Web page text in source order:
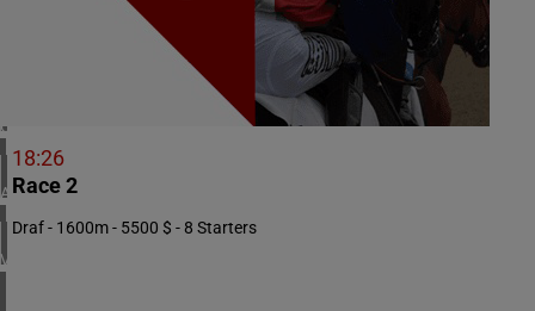
CHILI
1 meeting(s)
ARGENTINIË
1 meeting(s)
VERENIGDE STATEN
4 meeting(s)
18:26
Race 2
Draf - 1600m - 5500 $ - 8 Starters